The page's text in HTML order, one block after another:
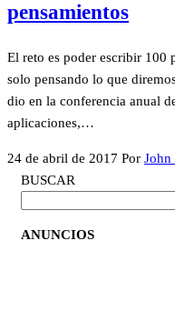
pensamientos
El reto es poder escribir 100
solo pensando lo que
dio en la conferencia anual
aplicaciones,…
24 de abril de 2017 Por John
BUSCAR
ANUNCIOS